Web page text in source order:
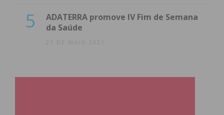
5
ADATERRA promove IV Fim de Semana
da Saúde
21 DE MAIO 2021